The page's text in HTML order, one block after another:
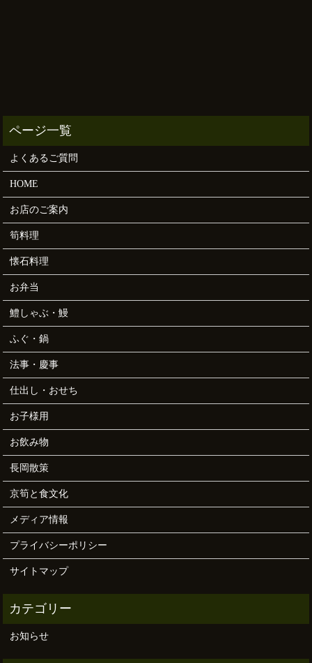
よくあるご質問
HOME
お店のご案内
筍料理
懐石料理
お弁当
鱧しゃぶ・鰻
ふぐ・鍋
法事・慶事
仕出し・おせち
お子様用
お飲み物
長岡散策
京筍と食文化
メディア情報
プライバシーポリシー
サイトマップ
お知らせ